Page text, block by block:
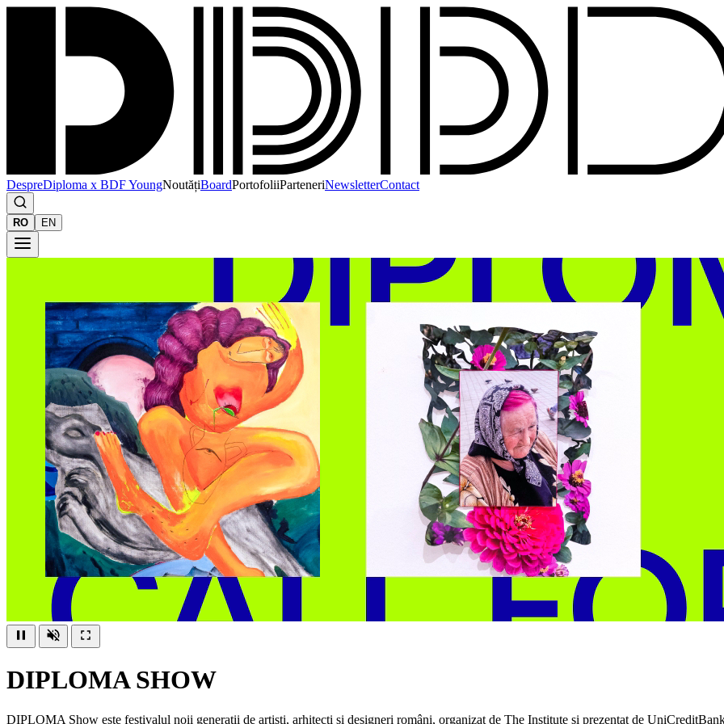
DespreDiploma x BDF YoungNoutățiBoardPortofoliiParteneriNewsletterContact
RO EN
DIPLOMA SHOW
DIPLOMA Show este festivalul noii generații de artiști, arhitecți și designeri români, organizat de The Institute și prezentat de